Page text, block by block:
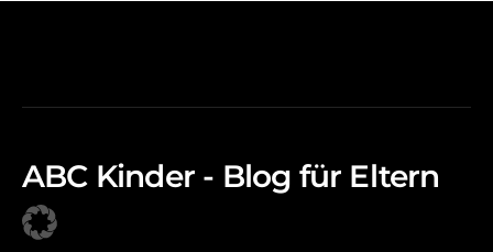
ABC Kinder - Blog für Eltern